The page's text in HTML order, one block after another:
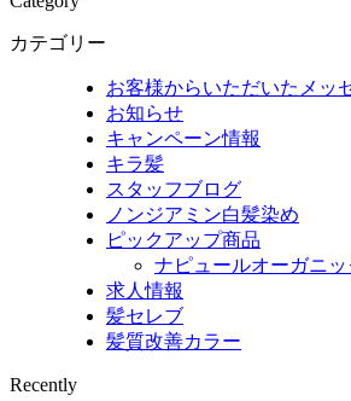
カテゴリー
お客様からいただいたメッ
お知らせ
キャンペーン情報
キラ髪
スタッフブログ
ノンジアミン白髪染め
ピックアップ商品
ナピュールオーガニ
求人情報
髪セレブ
髪質改善カラー
Recently